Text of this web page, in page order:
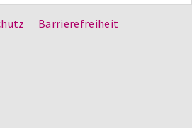
Barrierefreiheit